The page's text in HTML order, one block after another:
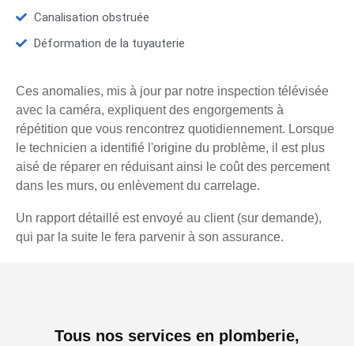
Canalisation obstruée
Déformation de la tuyauterie
Ces anomalies, mis à jour par notre inspection télévisée
avec la caméra, expliquent des engorgements à
répétition que vous rencontrez quotidiennement. Lorsque
le technicien a identifié l'origine du problème, il est plus
aisé de réparer en réduisant ainsi le coût des percement
dans les murs, ou enlèvement du carrelage.
Un rapport détaillé est envoyé au client (sur demande),
qui par la suite le fera parvenir à son assurance.
Tous nos services en plomberie,